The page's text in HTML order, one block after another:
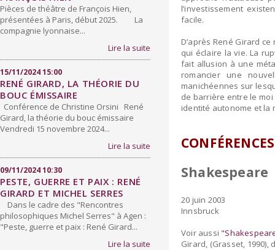
Pièces de théâtre de François Hien,
présentées à Paris, début 2025. La
compagnie lyonnaise...
Lire la suite
15/11/2024 15:00
RENÉ GIRARD, LA THÉORIE DU
BOUC ÉMISSAIRE
Conférence de Christine Orsini René
Girard, la théorie du bouc émissaire
Vendredi 15 novembre 2024...
Lire la suite
09/11/2024 10:30
PESTE, GUERRE ET PAIX : RENÉ
GIRARD ET MICHEL SERRES
Dans le cadre des "Rencontres
philosophiques Michel Serres" à Agen :
"Peste, guerre et paix : René Girard...
Lire la suite
l’investissement
facile.
D’après René Girard
qui éclaire la vie. La
fait allusion à une
romancier une
manichéennes sur
de barrière entre le
identité autonome et la
Shakespeare​
20 juin 2003
Innsbruck
Voir aussi
Girard, (Grasset,